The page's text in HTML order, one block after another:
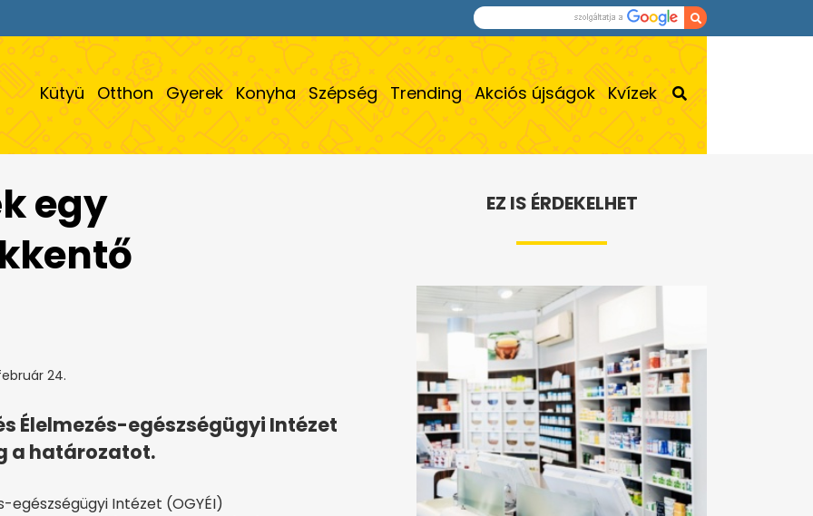
Kütyü Otthon Gyerek Konyha Szépség Trending Akciós újságok Kvízek
egy
24.
Élelmezés-egészségügyi Intézet
a határozatot.
egészségügyi Intézet (OGYÉI)
EZ IS ÉRDEKELHET